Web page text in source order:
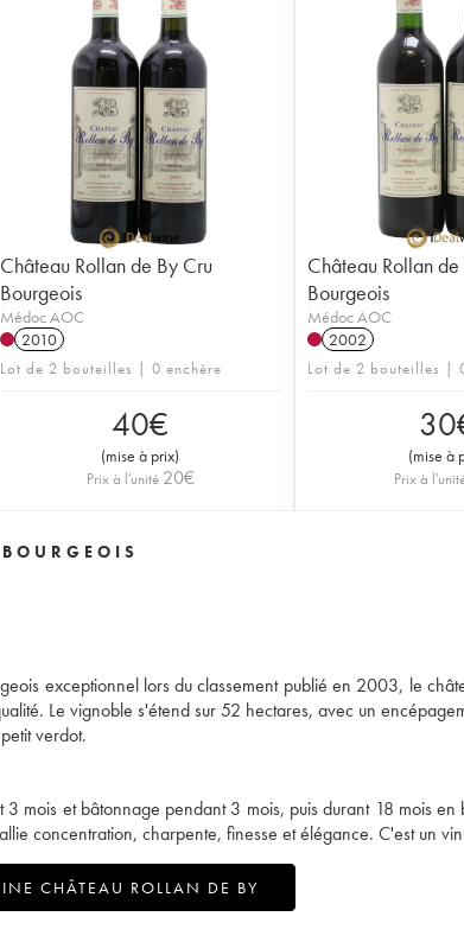
Château Rollan de By Cru
Bourgeois
Médoc AOC
2010
Lot de 2 bouteilles | 0 enchère
40€
(mise à prix)
Prix à l'unité 20€
Château Rollan
Bourgeois
Médoc AOC
2002
Lot de 2 bouteilles |
30
(mise à
Prix à
exceptionnel lors du classement publié en 2003, le
Le vignoble s'étend sur 52 hectares, avec un
verdot.
3 mois et bâtonnage pendant 3 mois, puis durant 18 mois
concentration, charpente, finesse et élégance. C'est un
CHÂTEAU ROLLAN DE BY